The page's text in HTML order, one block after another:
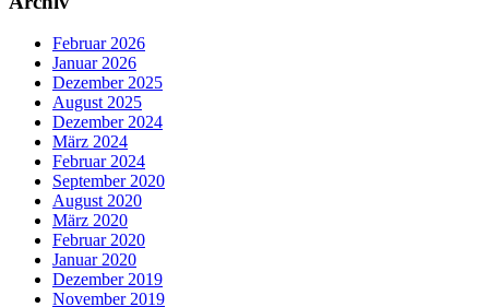
Februar 2026
Januar 2026
Dezember 2025
August 2025
Dezember 2024
März 2024
Februar 2024
September 2020
August 2020
März 2020
Februar 2020
Januar 2020
Dezember 2019
November 2019